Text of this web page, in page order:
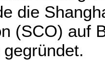
die
(SCO) auf